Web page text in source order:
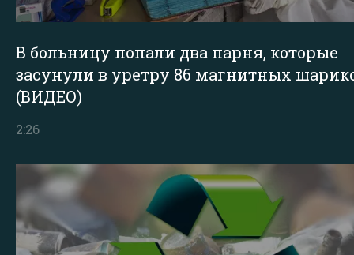
В больницу попали два парня, которые
засунули в уретру 86 магнитных
(ВИДЕО)
2:26